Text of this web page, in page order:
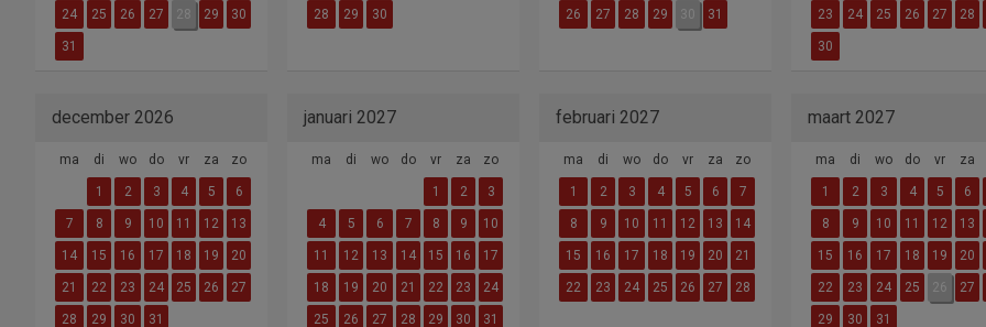
24 25 26 27 28 29 30
31
28 29 30 26 27 28 29 30 31 23 24 25 26 27 28
30
december 2026
ma di wo do vr za zo
1 2 3 4 5 6
7 8 9 10 11 12 13
14 15 16 17 18 19 20
21 22 23 24 25 26 27
28 29 30 31
januari 2027
ma di wo do vr za zo
1 2 3
4 5 6 7 8 9 10
11 12 13 14 15 16 17
18 19 20 21 22 23 24
25 26 27 28 29 30 31
februari 2027
ma di wo do vr za zo
1 2 3 4 5 6 7
8 9 10 11 12 13 14
15 16 17 18 19 20 21
22 23 24 25 26 27 28
maart 2027
ma di wo do vr za
1 2 3 4 5 6
8 9 10 11 12 13
15 16 17 18 19 20
22 23 24 25 26 27
29 30 31